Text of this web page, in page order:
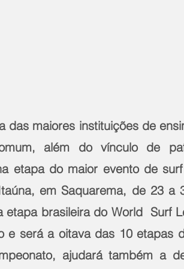
das maiores instituições de
além do vínculo de
etapa do maior evento de
em Saquarema, de 23
etapa brasileira do World  Surf
e será a oitava das 10 etapas
ajudará também a